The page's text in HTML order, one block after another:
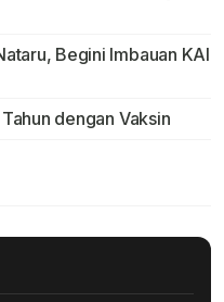
Begini Imbauan KAI
dengan Vaksin